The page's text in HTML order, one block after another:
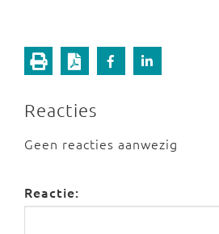
Reacties
Geen reacties aanwezig
Reactie: